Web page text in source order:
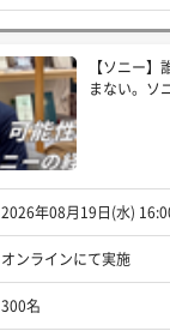
【ソニー】
まない。ソ
2026年08月19日(水)
オンラインにて実施
300名